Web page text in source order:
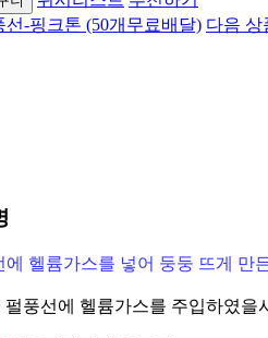
선-핑크톤 (50개무료배달) 다음 상
에 헬륨가스를 넣어 둥둥 뜨게 만
펄풍선에 헬륨가스를 주입하였을